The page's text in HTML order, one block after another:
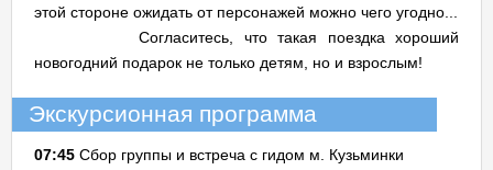
этой стороне ожидать от персонажей можно чего угодно...
Согласитесь, что такая поездка хороший
новогодний подарок не только детям, но и взрослым!
Экскурсионная программа
07:45 Сбор группы и встреча с гидом м. Кузьминки